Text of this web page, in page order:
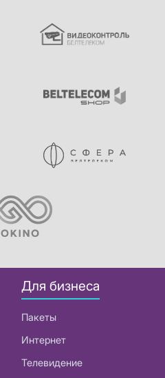
Для бизнеса
Пакеты
Интернет
Телевидение